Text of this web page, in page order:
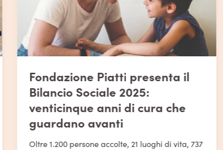
Fondazione Piatti presenta il
Bilancio Sociale 2025:
venticinque anni di cura che
guardano avanti
Oltre 1.200 persone accolte, 21 luoghi di vita, 737